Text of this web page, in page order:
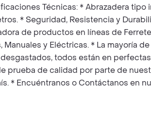
Técnicas: * Abrazadera tipo
* Seguridad, Resistencia y
de productos en líneas de
y Eléctricas. * La mayoría
todos están en
prueba de calidad por parte de
* Encuéntranos o Contáctanos en